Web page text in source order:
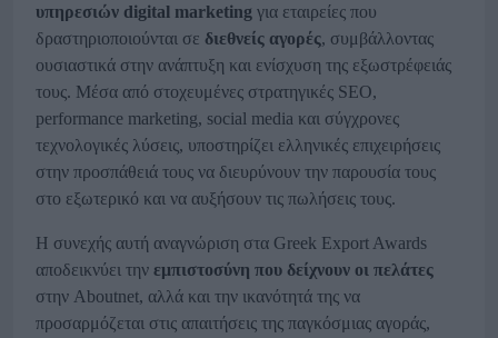
υπηρεσιών digital marketing για εταιρείες που
δραστηριοποιούνται σε διεθνείς αγορές, συμβάλλοντας
ουσιαστικά στην ανάπτυξη και ενίσχυση της εξωστρέφειάς
τους. Μέσα από στοχευμένες στρατηγικές SEO,
performance marketing, social media και σύγχρονες
τεχνολογικές λύσεις, υποστηρίζει ελληνικές επιχειρήσεις
στην προσπάθειά τους να διευρύνουν την παρουσία τους
στο εξωτερικό και να αυξήσουν τις πωλήσεις τους.
Η συνεχής αυτή αναγνώριση στα Greek Export Awards
αποδεικνύει την εμπιστοσύνη που δείχνουν οι πελάτες
στην Aboutnet, αλλά και την ικανότητά της να
προσαρμόζεται στις απαιτήσεις της παγκόσμιας αγοράς,